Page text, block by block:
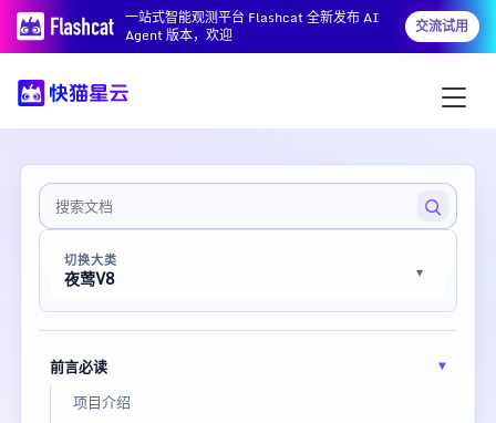
一站式智能观测平台 Flashcat 全新发布 AI
Agent 版本，欢迎
交流试用
切换大类
夜莺V8
前言必读
项目介绍